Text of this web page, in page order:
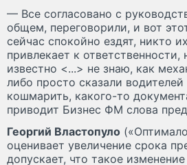
— Все согласовано с
общем, переговорили, и вот
сейчас спокойно ездят, никто
привлекает к ответственности,
известно <...> не знаю, как
либо просто сказали водителей
кошмарить, какого-то
приводит Бизнес ФМ слова
Георгий Властопуло
оценивает увеличение срока
допускает, что такое